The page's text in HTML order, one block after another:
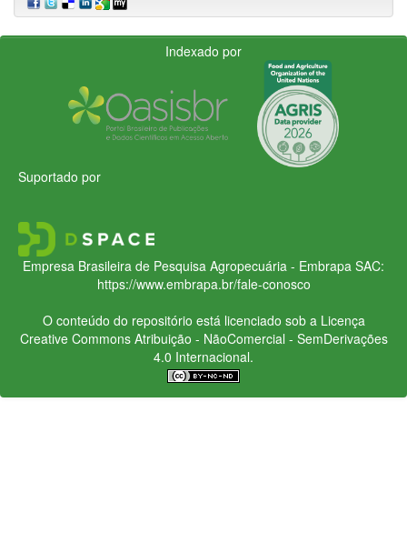
Indexado por
Suportado por
Empresa Brasileira de Pesquisa Agropecuária - Embrapa SAC:
https://www.embrapa.br/fale-conosco
O conteúdo do repositório está licenciado sob a Licença
Creative CommonsAtribuição - NãoComercial - SemDerivações
4.0 Internacional.